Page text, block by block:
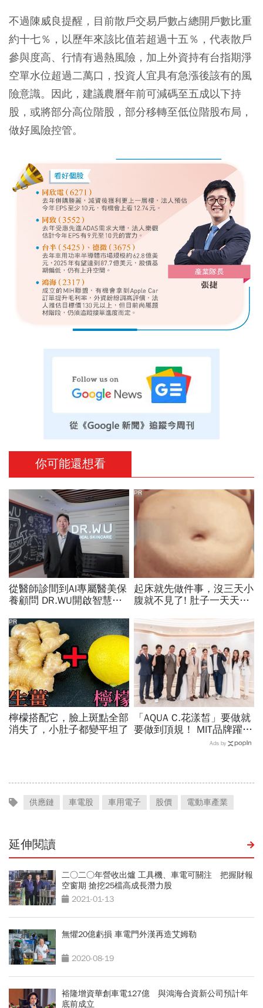
不過陳威良提醒，目前散戶交易戶數占總開戶數比重
約十七％，以歷年來該比值若超過十五％，代表散戶
參與度高、行情有過熱風險，加上外資持有台指期淨
空單水位超過二萬口，投資人宜具有急漲後該有的風
險意識。因此，建議農曆年前可減碼至五成以下持
股，或將部分高位階股，部分移轉至低位階股布局，
做好風險控管。
你可能還想看
從醫師診間到AI專屬醫美保
養顧問 DR.WU開啟智慧養
起床就先做件事，沒三天小
腹就不見了! 肚子一天天變
PR
檸檬搭配它，臉上斑點全部
消失了，小肚子都變平坦了
PR
「AQUA C.花漾皙」要做就
要做到頂規！ MIT品牌躍上
Ads by
供應鏈 車電股 車用電子 股價 電動車產業
延伸閱讀
二○二○年營收出爐 工具機、車電可關注 把握財報
空窗期 搶挖25檔高成長潛力股
2021-01-13
無懼20億虧損 車電門外漢再造艾姆勒
2020-08-19
裕隆增資華創車電127億 與鴻海合資新公司預計年
底前成立